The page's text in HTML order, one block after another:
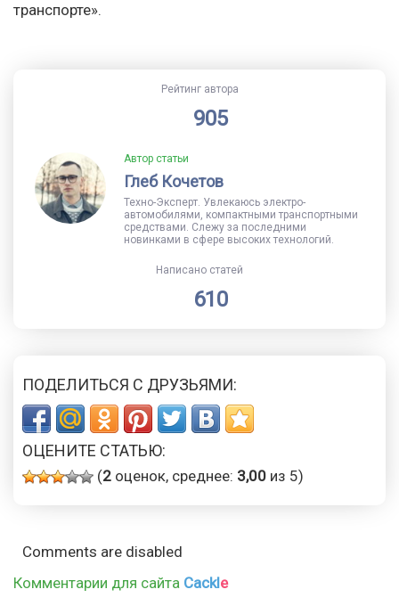
транспорте».
Рейтинг автора
905
Автор статьи
Глеб Кочетов
Техно-Эксперт. Увлекаюсь электро-
автомобилями, компактными транспортными
средствами. Слежу за последними
новинками в сфере высоких технологий.
Написано статей
610
ПОДЕЛИТЬСЯ С ДРУЗЬЯМИ:
ОЦЕНИТЕ СТАТЬЮ:
(2 оценок, среднее: 3,00 из 5)
Comments are disabled
Комментарии для сайта Cackle